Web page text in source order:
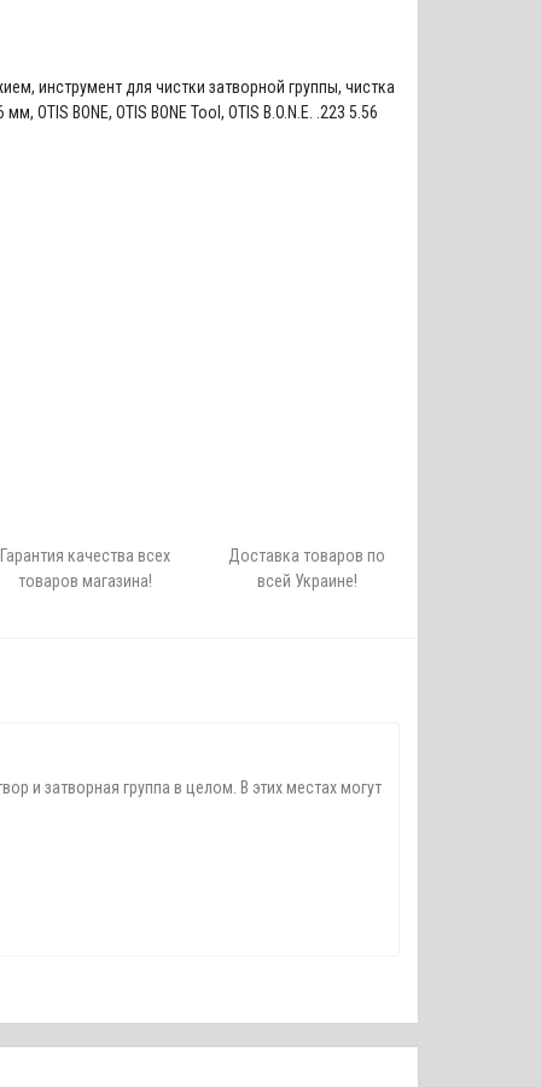
, инструмент для чистки затворной группы, чистка
мм, OTIS BONE, OTIS BONE Tool , OTIS B.O.N.E. .223 5.56
Гарантия качества всех
товаров магазина!
Доставка товаров по
всей Украине!
и затворная группа в целом. В этих местах могут